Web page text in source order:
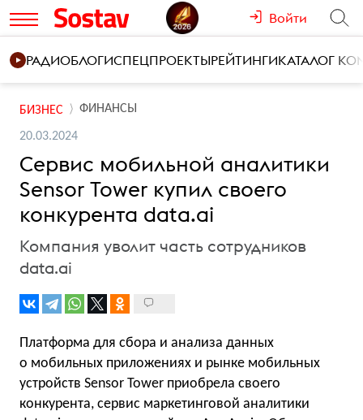
Войти
РАДИОБЛОГИСПЕЦПРОЕКТЫРЕЙТИНГИКАТАЛОГ
БИЗНЕС ФИНАНСЫ
20.03.2024
Cервис мобильной аналитики
Sensor Tower купил своего
конкурента data.ai
Компания уволит часть сотрудников
data.ai
Платформа для сбора и анализа данных
о мобильных приложениях и рынке мобильных
устройств Sensor Tower приобрела своего
конкурента, сервис маркетинговой аналитики